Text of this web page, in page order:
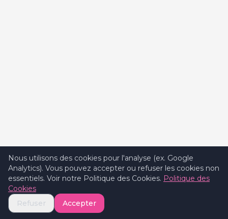
Nous utilisons des cookies pour l'analyse (ex. Google
Analytics). Vous pouvez accepter ou refuser les cookies non
essentiels. Voir notre Politique des Cookies. Politique des
Cookies
Refuser
Accepter